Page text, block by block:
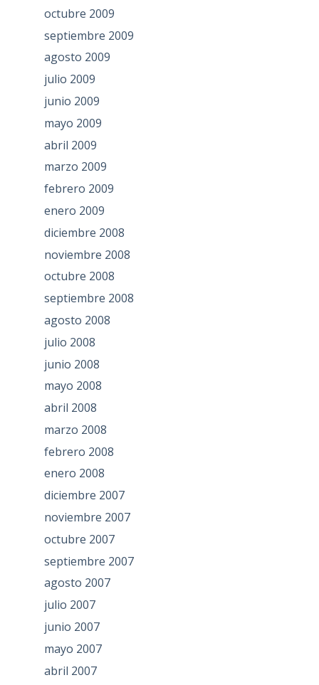
octubre 2009
septiembre 2009
agosto 2009
julio 2009
junio 2009
mayo 2009
abril 2009
marzo 2009
febrero 2009
enero 2009
diciembre 2008
noviembre 2008
octubre 2008
septiembre 2008
agosto 2008
julio 2008
junio 2008
mayo 2008
abril 2008
marzo 2008
febrero 2008
enero 2008
diciembre 2007
noviembre 2007
octubre 2007
septiembre 2007
agosto 2007
julio 2007
junio 2007
mayo 2007
abril 2007